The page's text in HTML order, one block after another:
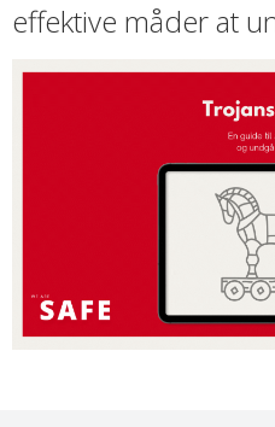
effektive måder at